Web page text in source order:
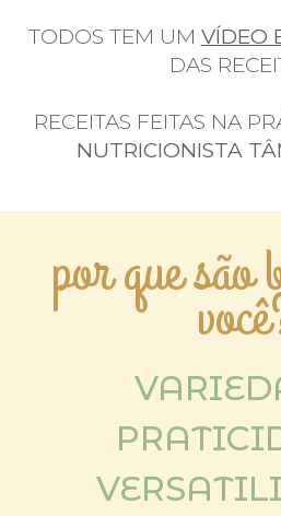
TODOS TEM UM VÍDEO
DAS
RECEITAS FEITAS NA
NUTRICIONISTA
por que são